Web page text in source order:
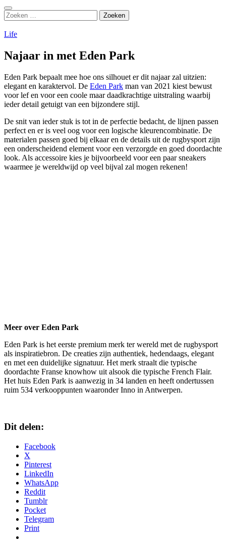
Zoeken
Zoeken
naar:
Life
Najaar in met Eden Park
Eden Park bepaalt mee hoe ons silhouet er dit najaar zal uitzien:
elegant en karaktervol. De Eden Park man van 2021 kiest bewust
voor lef en voor een coole maar daadkrachtige uitstraling waarbij
ieder detail getuigt van een bijzondere stijl.
De snit van ieder stuk is tot in de perfectie bedacht, de lijnen passen
perfect en er is veel oog voor een logische kleurencombinatie. De
materialen passen goed bij elkaar en de details uit de rugbysport zijn
een onderscheidend element voor een verzorgde en goed doordachte
look. Als accessoire kies je bijvoorbeeld voor een paar sneakers
waarmee je wereldwijd op veel bijval zal mogen rekenen!
Meer over Eden Park
Eden Park is het eerste premium merk ter wereld met de rugbysport
als inspiratiebron. De creaties zijn authentiek, hedendaags, elegant
en met een duidelijke signatuur. Het merk straalt die typische
doordachte Franse knowhow uit alsook die typische French Flair.
Het huis Eden Park is aanwezig in 34 landen en heeft ondertussen
ruim 534 verkooppunten waaronder Inno in Antwerpen.
Dit delen:
Facebook
X
Pinterest
LinkedIn
WhatsApp
Reddit
Tumblr
Pocket
Telegram
Print